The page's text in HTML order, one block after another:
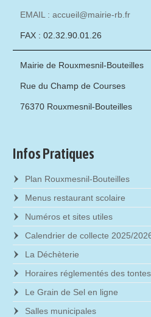
EMAIL : accueil@mairie-rb.fr
FAX : 02.32.90.01.26
Mairie de Rouxmesnil-Bouteilles
Rue du Champ de Courses
76370 Rouxmesnil-Bouteilles
Infos Pratiques
Plan Rouxmesnil-Bouteilles
Menus restaurant scolaire
Numéros et sites utiles
Calendrier de collecte 2025/
La Déchèterie
Horaires réglementés des
Le Grain de Sel en ligne
Salles municipales